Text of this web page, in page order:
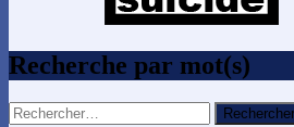
Recherche par mot(s)
Rechercher :